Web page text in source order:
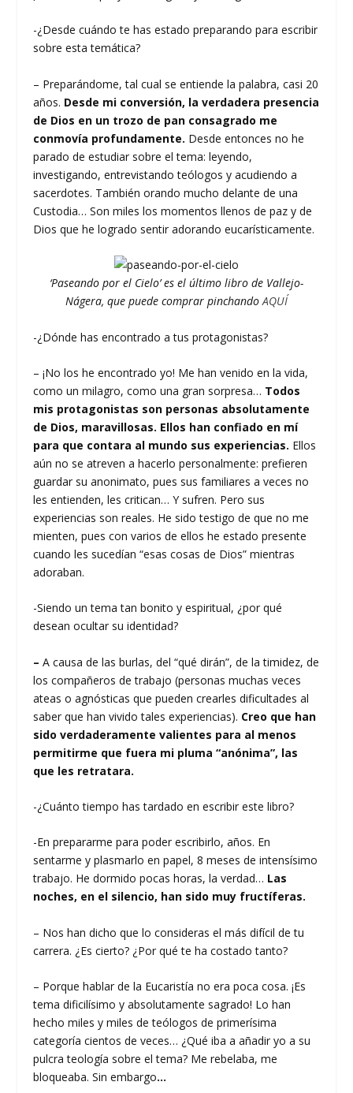
-¿Desde cuándo te has estado preparando para escribir
sobre esta temática?
– Preparándome, tal cual se entiende la palabra, casi 20
años. Desde mi conversión, la verdadera presencia
de Dios en un trozo de pan consagrado me
conmovía profundamente. Desde entonces no he
parado de estudiar sobre el tema: leyendo,
investigando, entrevistando teólogos y acudiendo a
sacerdotes. También orando mucho delante de una
Custodia… Son miles los momentos llenos de paz y de
Dios que he logrado sentir adorando eucarísticamente.
‘Paseando por el Cielo’ es el último libro de Vallejo-
Nágera, que puede comprar pinchandoAQUÍ
-¿Dónde has encontrado a tus protagonistas?
– ¡No los he encontrado yo! Me han venido en la vida,
como un milagro, como una gran sorpresa… Todos
mis protagonistas son personas absolutamente
de Dios, maravillosas. Ellos han confiado en mí
para que contara al mundo sus experiencias. Ellos
aún no se atreven a hacerlo personalmente: prefieren
guardar su anonimato, pues sus familiares a veces no
les entienden, les critican… Y sufren. Pero sus
experiencias son reales. He sido testigo de que no me
mienten, pues con varios de ellos he estado presente
cuando les sucedían “esas cosas de Dios” mientras
adoraban.
-Siendo un tema tan bonito y espiritual, ¿por qué
desean ocultar su identidad?
–A causa de las burlas, del “qué dirán”, de la timidez, de
los compañeros de trabajo (personas muchas veces
ateas o agnósticas que pueden crearles dificultades al
saber que han vivido tales experiencias). Creo que han
sido verdaderamente valientes para al menos
permitirme que fuera mi pluma “anónima”, las
que les retratara.
-¿Cuánto tiempo has tardado en escribir este libro?
-En prepararme para poder escribirlo, años. En
sentarme y plasmarlo en papel, 8 meses de intensísimo
trabajo. He dormido pocas horas, la verdad… Las
noches, en el silencio, han sido muy fructíferas.
– Nos han dicho que lo consideras el más difícil de tu
carrera. ¿Es cierto? ¿Por qué te ha costado tanto?
– Porque hablar de la Eucaristía no era poca cosa. ¡Es
tema dificilísimo y absolutamente sagrado! Lo han
hecho miles y miles de teólogos de primerísima
categoría cientos de veces… ¿Qué iba a añadir yo a su
pulcra teología sobre el tema? Me rebelaba, me
bloqueaba. Sin embargo…